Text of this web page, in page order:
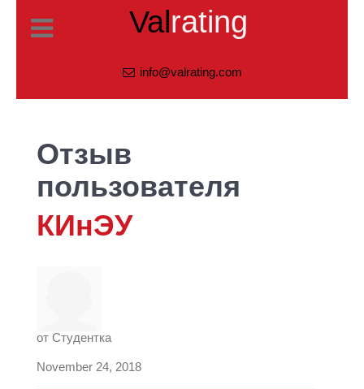
Valrating
info@valrating.com
Отзыв
пользователя
КИнЭУ
от Студентка
November 24, 2018